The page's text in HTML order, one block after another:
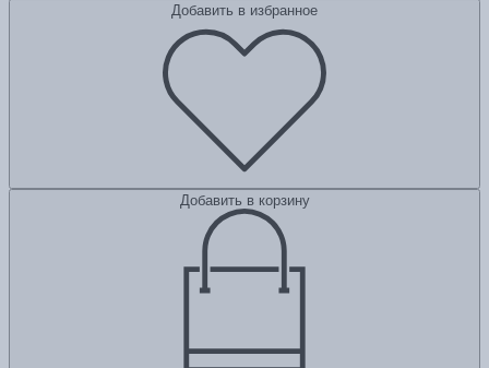
Добавить в избранное
Добавить в корзину